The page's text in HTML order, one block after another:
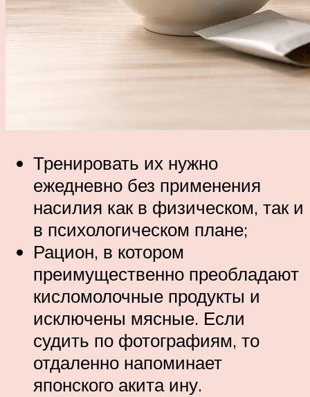
Тренировать их нужно
ежедневно без применения
насилия как в физическом, так и
в психологическом плане;
Рацион, в котором
преимущественно преобладают
кисломолочные продукты и
исключены мясные. Если
судить по фотографиям, то
отдаленно напоминает
японского акита ину.